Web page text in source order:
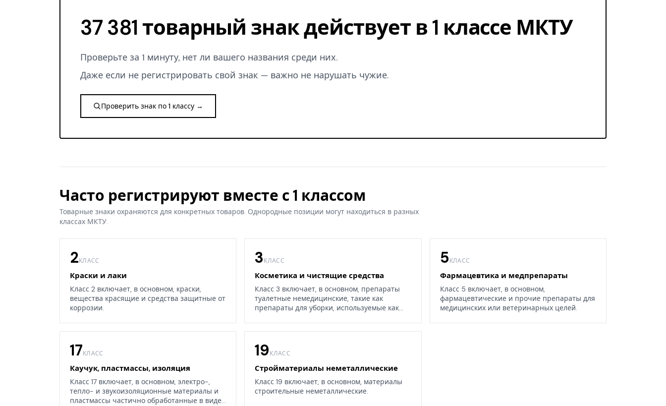
37 381 товарный знак действует в 1 классе МКТУ
Проверьте за 1 минуту, нет ли вашего названия среди них.
Даже если не регистрировать свой знак — важно не нарушать чужие.
Проверить знак по 1 классу →
Часто регистрируют вместе с 1 классом
Товарные знаки охраняются для конкретных товаров. Однородные позиции могут находиться в разных
классах МКТУ.
2КЛАСС
Краски и лаки
Класс 2 включает, в основном, краски,
вещества красящие и средства защитные от
коррозии.
3КЛАСС
Косметика и чистящие средства
Класс 3 включает, в основном, препараты
туалетные немедицинские, такие как
препараты для уборки, используемые как
5КЛАСС
Фармацевтика и медпрепараты
Класс 5 включает, в основном,
фармацевтические и прочие препараты для
медицинских или ветеринарных целей.
17КЛАСС
Каучук, пластмассы, изоляция
Класс 17 включает, в основном, электро-,
тепло- и звукоизоляционные материалы и
пластмассы частично обработанные в виде
19КЛАСС
Стройматериалы неметаллические
Класс 19 включает, в основном, материалы
строительные неметаллические.